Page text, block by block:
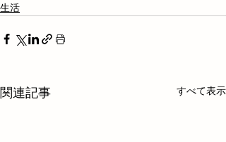
生活
関連記事 すべて表示